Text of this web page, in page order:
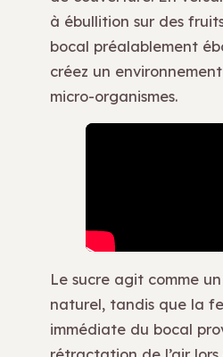
à ébullition sur des
bocal préalablement
créez un
micro-organismes.
Le sucre agit comme
naturel, tandis que la
immédiate du bocal